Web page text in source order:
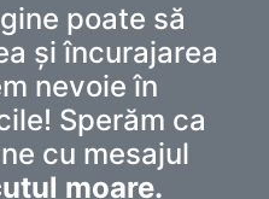
poate să
și încurajarea
nevoie în
Sperăm ca
cu mesajul
moare.